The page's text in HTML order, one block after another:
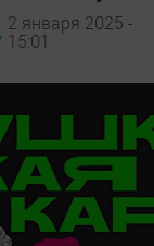
2 января 2025 -
15:01